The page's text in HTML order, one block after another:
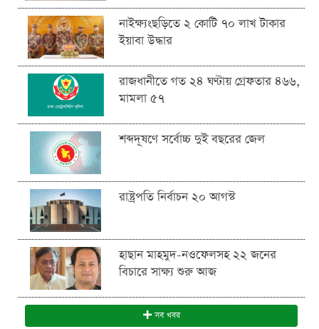
নাইক্ষ্যংছড়িতে ২ কোটি ৭০ লাখ টাকার
ইয়াবা উদ্ধার
রাজধানীতে গত ২৪ ঘণ্টায় গ্রেফতার ৪৬৬,
মামলা ৫৭
শব্দদূষণে সর্বোচ্চ দুই বছরের জেল
রাষ্ট্রপতি নির্বাচন ২০ আগস্ট
হাছান মাহমুদ-নওফেলসহ ২২ জনের
বিচারে সাক্ষ্য শুরু আজ
সব খবর